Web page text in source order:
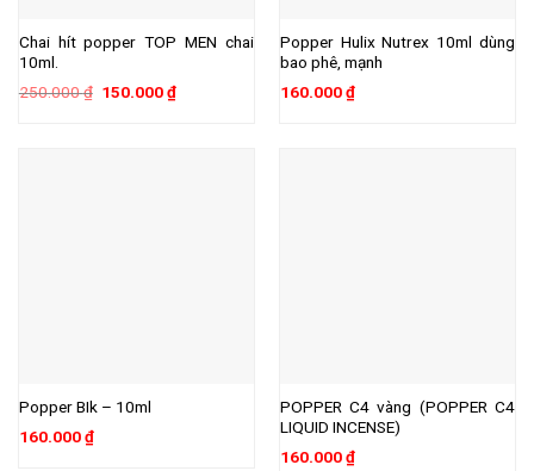
Chai hít popper TOP MEN chai
10ml.
250.000₫ Giá
150.000₫Giá
hiện
Popper Hulix Nutrex 10ml dùng
bao phê, mạnh
160.000₫
Popper BIk – 10ml
160.000₫
POPPER C4 vàng (POPPER C4
LIQUID INCENSE)
160.000₫